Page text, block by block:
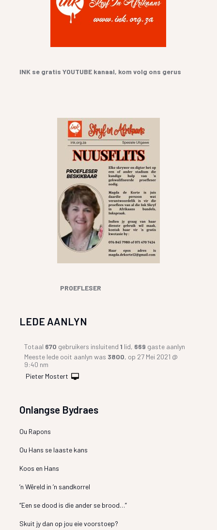
INK se gratis YOUTUBE kanaal, kom volg ons gerus
PROEFLESER
LEDE AANLYN
Totaal 670 gebruikers insluitend1 lid, 669 gaste aanlyn
Meeste lede ooit aanlyn was 3800, op 27 Mei 2021 @
9:40 nm
Pieter Mostert
Onlangse Bydraes
Ou Rapons
Ou Hans se laaste kans
Koos en Hans
’n Wêreld in ’n sandkorrel
“Een se dood is die ander se brood…”
Skuit jy dan op jou eie voorstoep?